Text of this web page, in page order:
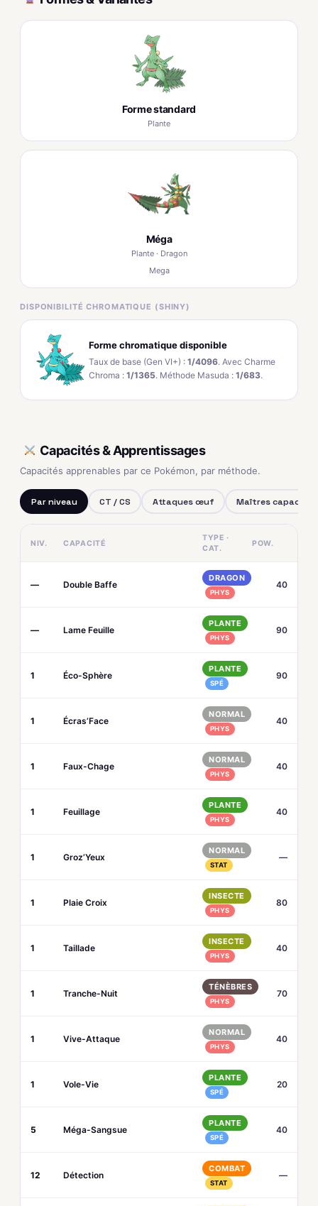
Forme standard
Plante
Méga
Plante · Dragon
Mega
DISPONIBILITÉ CHROMATIQUE (SHINY)
Forme chromatique disponible
Taux de base (Gen VI+) : 1/4096. Avec Charme
Chroma : 1/1365. Méthode Masuda : 1/683.
Capacités & Apprentissages
Capacités apprenables par ce Pokémon, par méthode.
Par niveau CT / CS Attaques œuf Maîtres capacités
NIV. CAPACITÉ
TYPE ·
CAT.
POW.
— Double Baffe
DRAGON
PHYS
40
— Lame Feuille
PLANTE
PHYS
90
1 Éco-Sphère
PLANTE
SPÉ
90
1 Écras’Face
NORMAL
PHYS
40
1 Faux-Chage
NORMAL
PHYS
40
1 Feuillage
PLANTE
PHYS
40
1 Groz’Yeux
NORMAL
STAT
—
1 Plaie Croix
INSECTE
PHYS
80
1 Taillade
INSECTE
PHYS
40
1 Tranche-Nuit
TÉNÈBRES
PHYS
70
1 Vive-Attaque
NORMAL
PHYS
40
1 Vole-Vie
PLANTE
SPÉ
20
5 Méga-Sangsue
PLANTE
SPÉ
40
12 Détection
COMBAT
STAT
—